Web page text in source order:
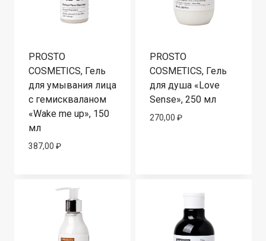
PROSTO
COSMETICS, Гель
для умывания лица
с гемискваланом
«Wake me up», 150
мл
387,00 ₽
PROSTO
COSMETICS, Гель
для душа «Love
Sense», 250 мл
270,00 ₽